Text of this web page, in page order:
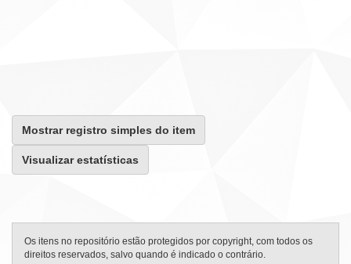
Mostrar registro simples do item
Visualizar estatísticas
Os itens no repositório estão protegidos por copyright, com todos os
direitos reservados, salvo quando é indicado o contrário.